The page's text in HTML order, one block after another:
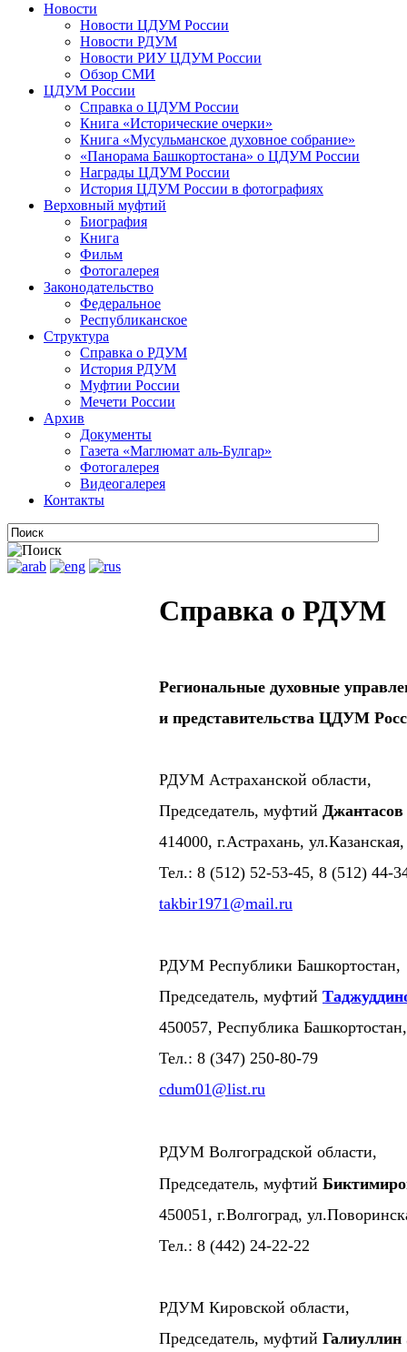
Новости
Новости ЦДУМ России
Новости РДУМ
Новости РИУ ЦДУМ России
Обзор СМИ
ЦДУМ России
Справка о ЦДУМ России
Книга «Исторические очерки»
Книга «Мусульманское духовное собрание»
«Панорама Башкортостана» о ЦДУМ России
Награды ЦДУМ России
История ЦДУМ России в фотографиях
Верховный муфтий
Биография
Книга
Фильм
Фотогалерея
Законодательство
Федеральное
Республиканское
Структура
Справка о РДУМ
История РДУМ
Муфтии России
Мечети России
Архив
Документы
Газета «Маглюмат аль-Булгар»
Фотогалерея
Видеогалерея
Контакты
Справка о РДУМ
Региональные духовные
и представительства ЦДУМ
РДУМ Астраханской области,
Председатель, муфтий
414000, г.Астрахань,
Тел.: 8 (512) 52-53-45, 8 (512) 44-
takbir1971@mail.ru
РДУМ Республики Башкортостан,
Председатель, муфтий
450057, Республика
Тел.: 8 (347) 250-80-79
cdum01@list.ru
РДУМ Волгоградской области,
Председатель, муфтий
450051, г.Волгоград,
Тел.: 8 (442) 24-22-22
РДУМ Кировской области,
Председатель, муфтий